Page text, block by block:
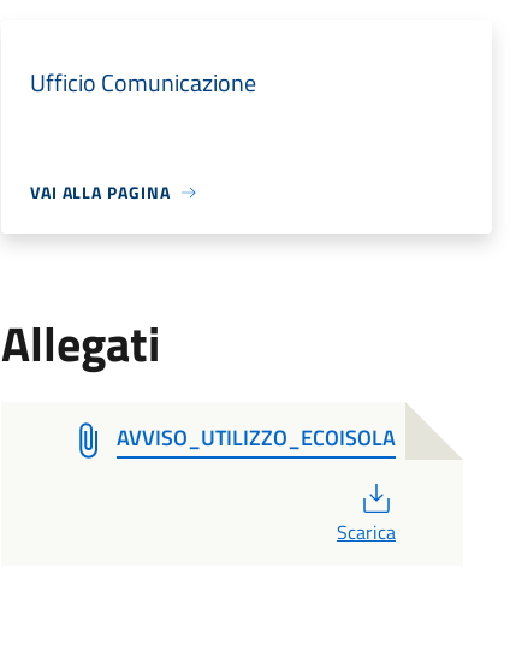
Ufficio Comunicazione
VAI ALLA PAGINA
Allegati
AVVISO_UTILIZZO_ECOISOLA
Scarica